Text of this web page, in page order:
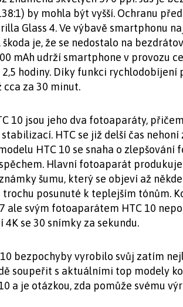
by mohla být vyšší. Ochranu
Glass 4. Ve výbavě smartphonu
je, že se nedostalo na
mAh udrží smartphone v provozu
hodiny. Díky funkci rychlodobíjení
cca za 30 minut.
10 jsou jeho dva fotoaparáty,
HTC se již delší čas nehoní
HTC 10 se snaha o zlepšování
Hlavní fotoaparát produkuje
šumu, který se objeví až někde
trochu posunuté k teplejším tónům.
ale svým fotoaparátem HTC 10
se 30 snímky za sekundu.
bezpochyby vyrobilo svůj zatím
soupeřit s aktuálními top modely
a je otázkou, zda pomůže svému